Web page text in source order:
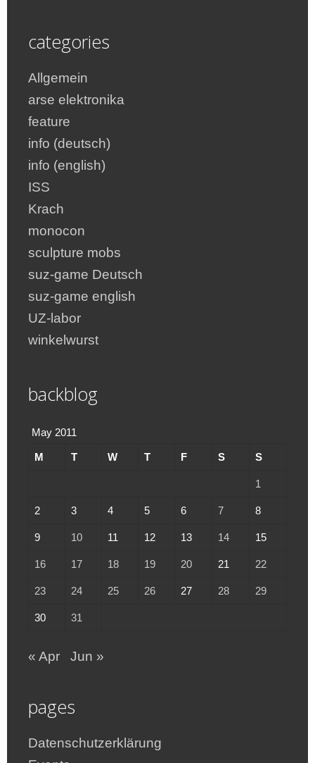
categories
Allgemein
arse elektronika
feature
info (deutsch)
info (english)
ISS
Krach
monocon
sculpture mobs
suz-game Deutsch
suz-game english
UZ-labor
winkelwurst
backblog
May 2011
M T W T F S S
1
2 3 4 5 6 7 8
9 10 11 12 13 14 15
16 17 18 19 20 21 22
23 24 25 26 27 28 29
30 31
« Apr Jun »
pages
Datenschutzerklärung